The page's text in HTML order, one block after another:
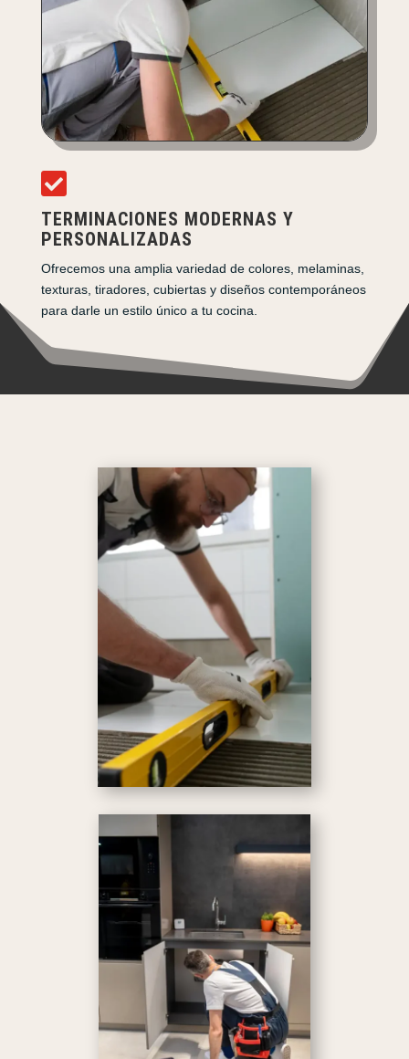

TERMINACIONES MODERNAS Y
PERSONALIZADAS
Ofrecemos una amplia variedad de colores, melaminas,
texturas, tiradores, cubiertas y diseños contemporáneos
para darle un estilo único a tu cocina.